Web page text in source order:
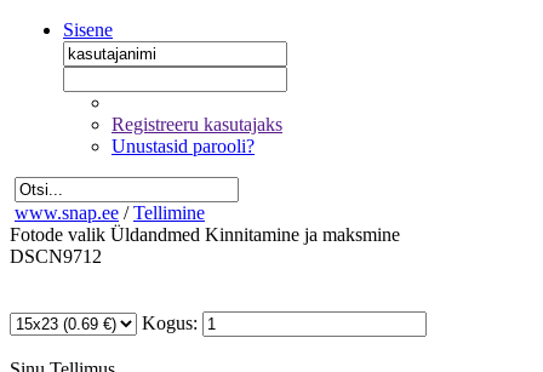
Sisene
Registreeru kasutajaks
Unustasid parooli?
www.snap.ee / Tellimine
Fotode valik Üldandmed Kinnitamine ja maksmine
DSCN9712
Kogus: